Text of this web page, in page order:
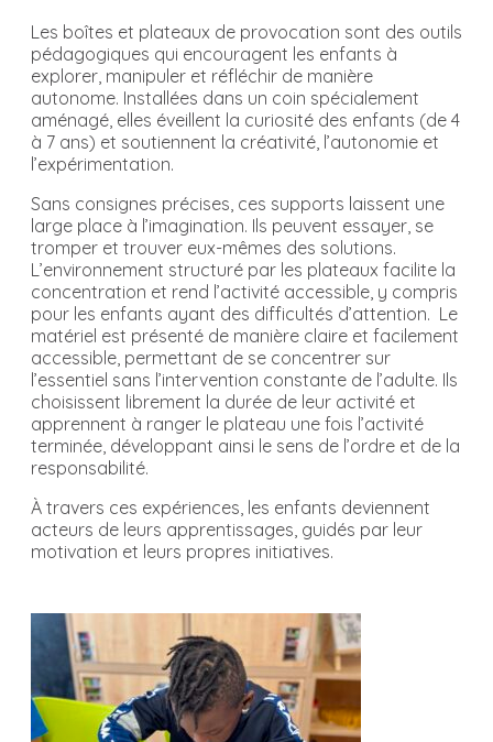
Les boîtes et plateaux de provocation sont des outils
pédagogiques qui encouragent les enfants à
explorer, manipuler et réfléchir de manière
autonome. Installées dans un coin spécialement
aménagé, elles éveillent la curiosité des enfants (de 4
à 7 ans) et soutiennent la créativité, l’autonomie et
l’expérimentation.
Sans consignes précises, ces supports laissent une
large place à l’imagination. Ils peuvent essayer, se
tromper et trouver eux-mêmes des solutions.
L’environnement structuré par les plateaux facilite la
concentration et rend l’activité accessible, y compris
pour les enfants ayant des difficultés d’attention. Le
matériel est présenté de manière claire et facilement
accessible, permettant de se concentrer sur
l’essentiel sans l’intervention constante de l’adulte. Ils
choisissent librement la durée de leur activité et
apprennent à ranger le plateau une fois l’activité
terminée, développant ainsi le sens de l’ordre et de la
responsabilité.
À travers ces expériences, les enfants deviennent
acteurs de leurs apprentissages, guidés par leur
motivation et leurs propres initiatives.